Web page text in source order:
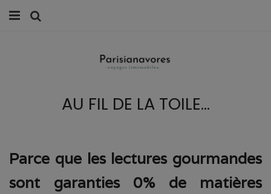
FAMILLE
VOYAGES
BALADES À PARIS
LIFESTYLE
AU FIL DE LA TOILE…
Parce que les lectures gourmandes
sont garanties 0% de matières